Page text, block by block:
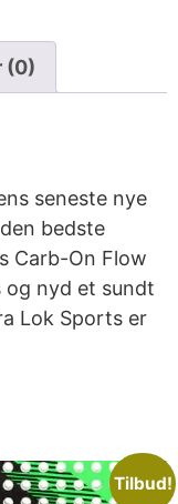
(0)
seneste nye
bedste
Carb-On Flow
og nyd et sundt
Lok Sports er
Tilbud!